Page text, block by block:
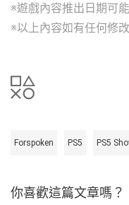
※遊戲內容推出日期可
※以上內容如有任何修
Forspoken PS5 PS5
你喜歡這篇文章嗎？